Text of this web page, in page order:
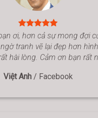
ơi, hơn cả sự mong đợi
tranh vẽ lại đẹp hơn
hài lòng. Cảm ơn bạn rất
Việt Anh / Facebook